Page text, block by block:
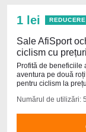
1 lei REDUCERE
Sale AfiSport
ciclism cu
Profită de beneficiile
aventura pe două
pentru ciclism la
Numărul de utilizări: 5